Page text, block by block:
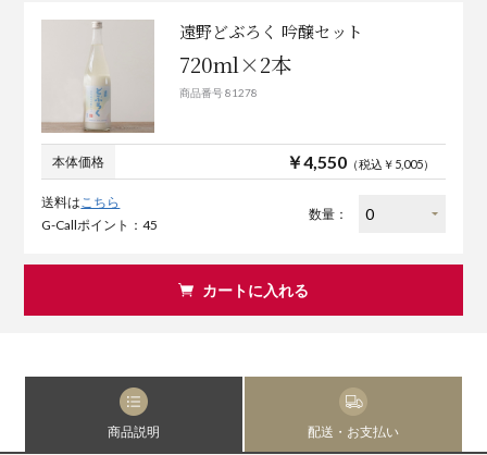
遠野どぶろく 吟醸セット
720ml×2本
商品番号 81278
本体価格 ￥4,550（税込￥5,005）
送料はこちら
G-Callポイント：45
数量：
カートに入れる
商品説明 配送・お支払い